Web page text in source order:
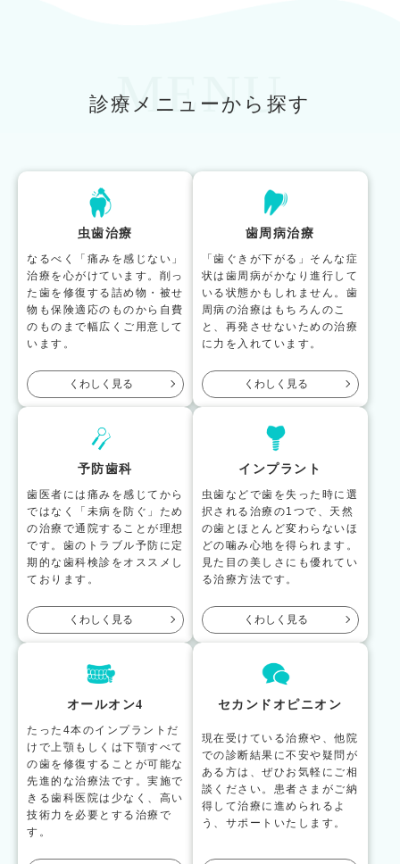
MENU
診療メニューから探す
虫歯治療
なるべく「痛みを感じない」
治療を心がけています。削っ
た歯を修復する詰め物・被せ
物も保険適応のものから自費
のものまで幅広くご用意して
います。
くわしく見る
歯周病治療
「歯ぐきが下がる」そんな症
状は歯周病がかなり進行して
いる状態かもしれません。歯
周病の治療はもちろんのこ
と、再発させないための治療
に力を入れています。
くわしく見る
予防歯科
歯医者には痛みを感じてから
ではなく「未病を防ぐ」ため
の治療で通院することが理想
です。歯のトラブル予防に定
期的な歯科検診をオススメし
ております。
くわしく見る
インプラント
虫歯などで歯を失った時に選
択される治療の1つで、天然
の歯とほとんど変わらないほ
どの噛み心地を得られます。
見た目の美しさにも優れてい
る治療方法です。
くわしく見る
オールオン4
たった4本のインプラントだ
けで上顎もしくは下顎すべて
の歯を修復することが可能な
先進的な治療法です。実施で
きる歯科医院は少なく、高い
技術力を必要とする治療で
す。
セカンドオピニオン
現在受けている治療や、他院
での診断結果に不安や疑問が
ある方は、ぜひお気軽にご相
談ください。患者さまがご納
得して治療に進められるよ
う、サポートいたします。